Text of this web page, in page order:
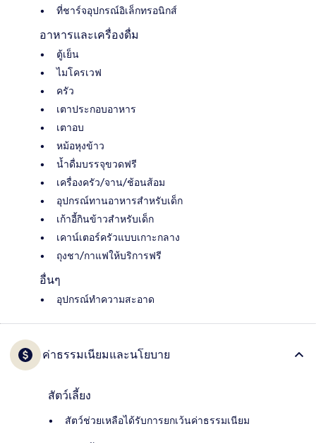
ที่ชาร์จอุปกรณ์อิเล็กทรอนิกส์
อาหารและเครื่องดื่ม
ตู้เย็น
ไมโครเวฟ
ครัว
เตาประกอบอาหาร
เตาอบ
หม้อหุงข้าว
น้ำดื่มบรรจุขวดฟรี
เครื่องครัว/จาน/ช้อนส้อม
อุปกรณ์ทานอาหารสำหรับเด็ก
เก้าอี้กินข้าวสำหรับเด็ก
เคาน์เตอร์ครัวแบบเกาะกลาง
ถุงชา/กาแฟให้บริการฟรี
อื่นๆ
อุปกรณ์ทำความสะอาด
ค่าธรรมเนียมและนโยบาย
สัตว์เลี้ยง
สัตว์ช่วยเหลือได้รับการยกเว้นค่าธรรมเนียม